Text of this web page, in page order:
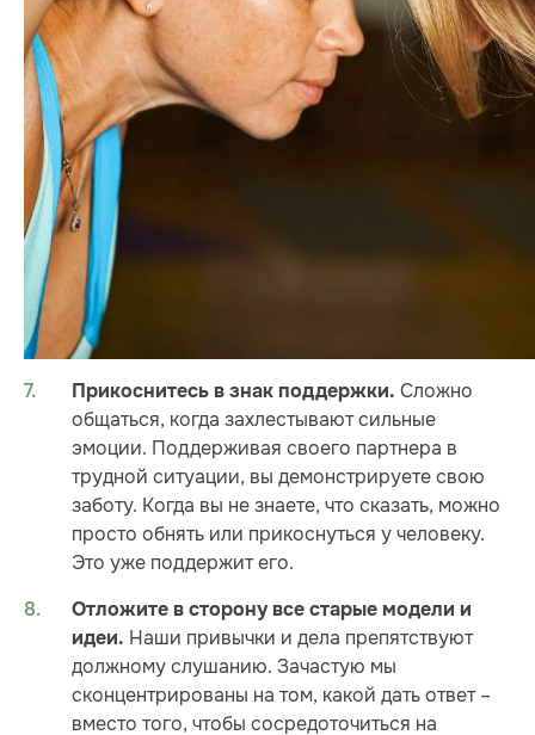
Прикоснитесь в знак поддержки. Сложно
общаться, когда захлестывают сильные
эмоции. Поддерживая своего партнера в
трудной ситуации, вы демонстрируете свою
заботу. Когда вы не знаете, что сказать, можно
просто обнять или прикоснуться у человеку.
Это уже поддержит его.
Отложите в сторону все старые модели и
идеи. Наши привычки и дела препятствуют
должному слушанию. Зачастую мы
сконцентрированы на том, какой дать ответ –
вместо того, чтобы сосредоточиться на